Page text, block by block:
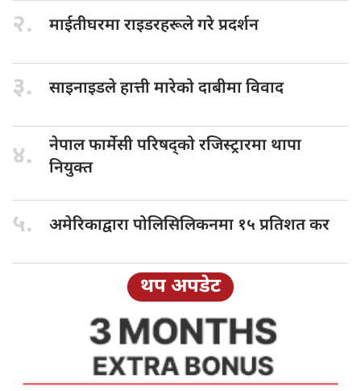
२. माईतीघरमा राइडरहरूलेगरे प्रदर्शन
३. साइनाइडले हात्तीमारेको दाबीमा विवाद
४. नेपाल फार्मेसीपरिषद्को रजिस्ट्रारमा थापा
नियुक्त
५. अमेरिकाद्वारा पोलिसिलिकनमा १५ प्रतिशत कर
थप अपडेट